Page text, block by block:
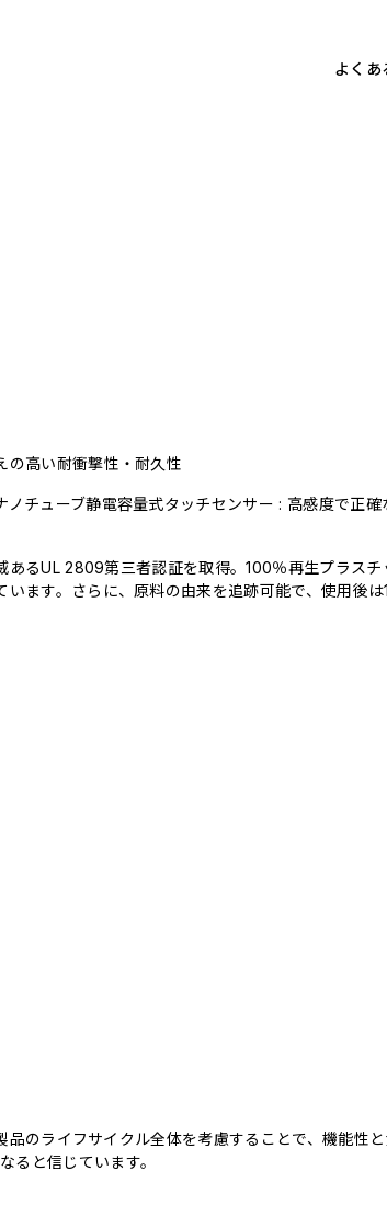
よくあ
の高い耐衝撃性・耐久性
ノチューブ静電容量式タッチセンサー : 高感度で正確
あるUL 2809第三者認証を取得。100％再生プラス
います。さらに、原料の由来を追跡可能で、使用後は
のライフサイクル全体を考慮することで、機能性
ると信じています。